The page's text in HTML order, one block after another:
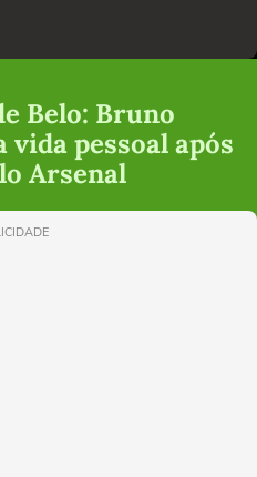
Belo: Bruno
pessoal após
Arsenal